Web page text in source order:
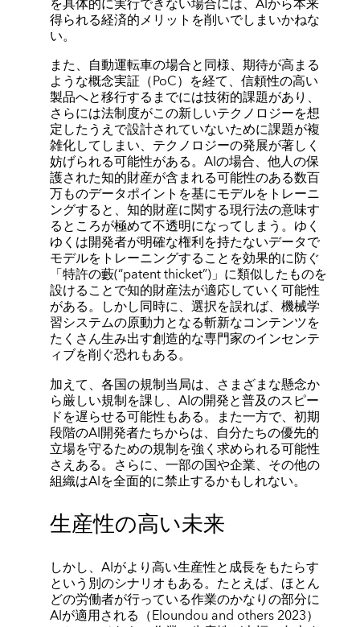
得られる経済的メリットを削いでしまいかねな
い。
また、自動運転車の場合と同様、期待が高まる
ような概念実証（PoC）を経て、信頼性の高い
製品へと移行するまでには技術的課題があり、
さらには法制度がこの新しいテクノロジーを想
定したうえで設計されていないために課題が複
雑化してしまい、テクノロジーの発展が著しく
妨げられる可能性がある。AIの場合、他人の保
護された知的財産が含まれる可能性のある数百
万ものデータポイントを基にモデルをトレーニ
ングすると、知的財産に関する現行法の意味す
るところが極めて不透明になってしまう。ゆく
ゆくは開発者が明確な権利を持たないデータで
モデルをトレーニングすることを効果的に防ぐ
「特許の藪(“patent thicket”)」に類似したものを
設けることで知的財産法が適応していく可能性
がある。しかし同時に、選択を誤れば、機械学
習システムの原動力となる斬新なコンテンツを
たくさん生み出す創造的な専門家のインセンテ
ィブを削ぐ恐れもある。
加えて、各国の規制当局は、さまざまな懸念か
ら厳しい規制を課し、AIの開発と普及のスピー
ドを遅らせる可能性もある。また一方で、初期
段階のAI開発者たちからは、自分たちの優先的
立場を守るための規制を強く求められる可能性
さえある。さらに、一部の国や企業、その他の
組織はAIを全面的に禁止するかもしれない。
生産性の高い未来
しかし、AIがより高い生産性と成長をもたらす
という別のシナリオもある。たとえば、ほとん
どの労働者が行っている作業のかなりの部分に
AIが適用される（Eloundou and others 2023）